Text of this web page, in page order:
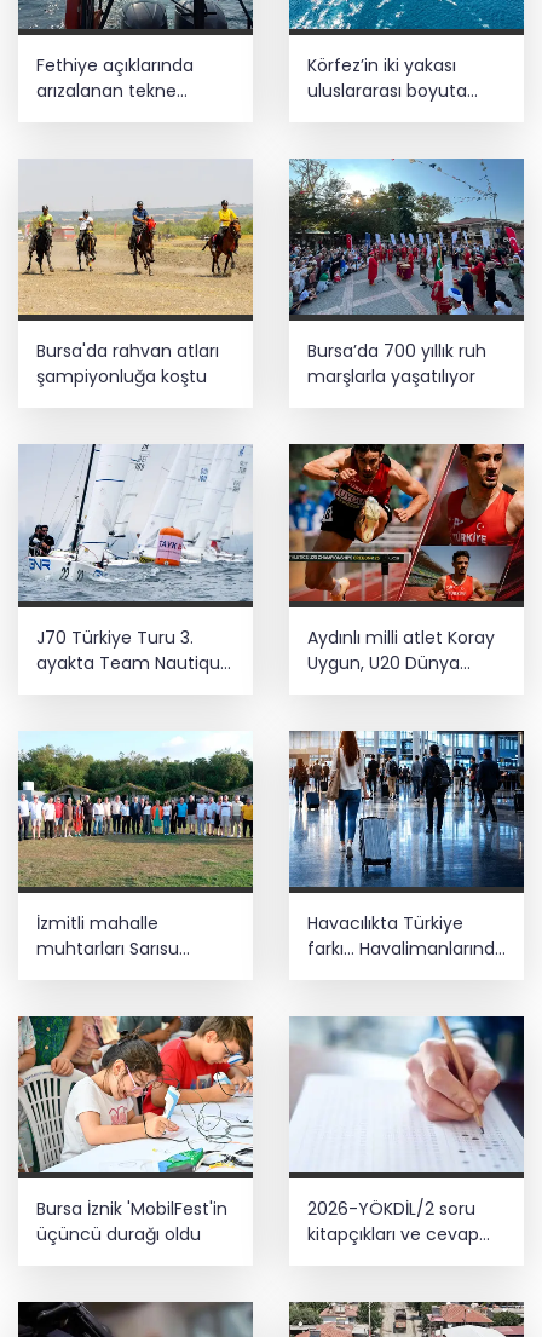
Fethiye açıklarında
arızalanan tekne
kurtarıldı
Körfez’in iki yakası
uluslararası boyuta
taşınıyor
Bursa'da rahvan atları
şampiyonluğa koştu
Bursa’da 700 yıllık ruh
marşlarla yaşatılıyor
J70 Türkiye Turu 3.
ayakta Team Nautique
Aydınlı milli atlet Koray
Uygun, U20 Dünya
İzmitli mahalle
muhtarları Sarısu
Gençlik Kampı’nda
Havacılıkta Türkiye
farkı... Havalimanlarında
7 ayda 138,7 milyon
Bursa İznik 'MobilFest'in
üçüncü durağı oldu
2026-YÖKDİL/2 soru
kitapçıkları ve cevap
anahtarları yayımlandı